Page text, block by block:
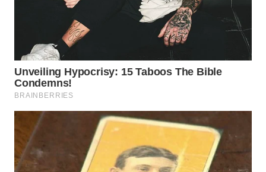
KARAWANG
WN
BEKASI
WN
BOGOR
WN
DEPOK